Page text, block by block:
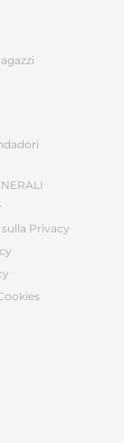
Privacy